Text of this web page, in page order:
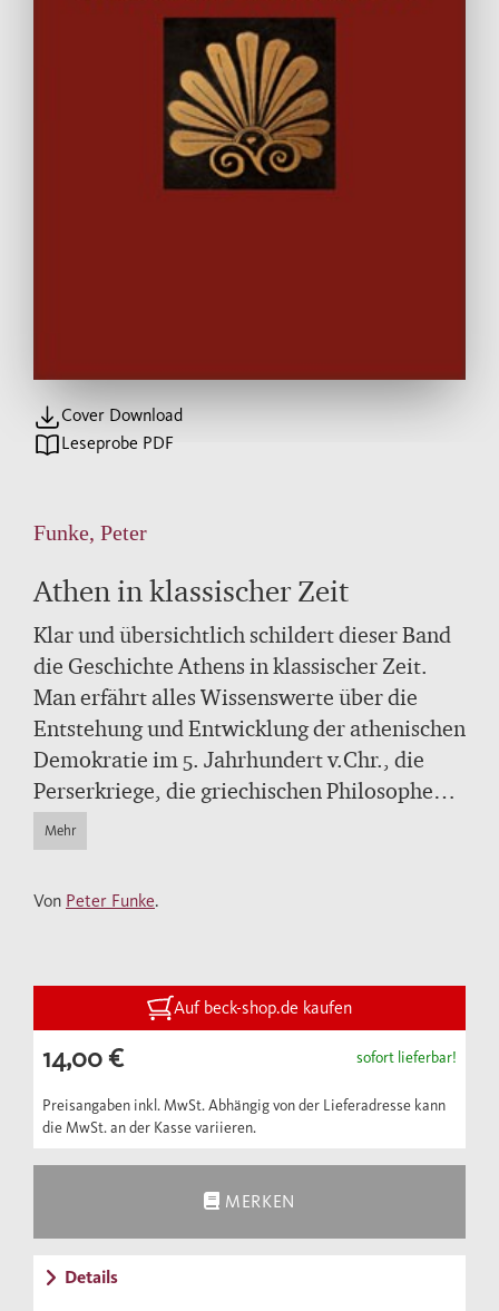
Cover Download
Leseprobe PDF
Funke, Peter
Athen in klassischer Zeit
Klar und übersichtlich schildert dieser Band
die Geschichte Athens in klassischer Zeit.
Man erfährt alles Wissenswerte über die
Entstehung und Entwicklung der athenischen
Demokratie im 5. Jahrhundert v.Chr., die
Perserkriege, die griechischen Philosophen
Sokrates und Platon sowie den
Peloponnesischen Krieg, jenen antiken
Bündnissystemen der Athener und
Jahrhundert und den vergeblichen Kampf um
Philipp II. in den Blick, der mit der
Niederlage in der Schlacht von
Chaironeia 338 v. Chr. endet.
Mehr
Von Peter Funke.
Auf beck-shop.de kaufen
14,00 € sofort lieferbar!
Preisangaben inkl. MwSt. Abhängig von der Lieferadresse kann
die MwSt. an der Kasse variieren.
MERKEN
Details